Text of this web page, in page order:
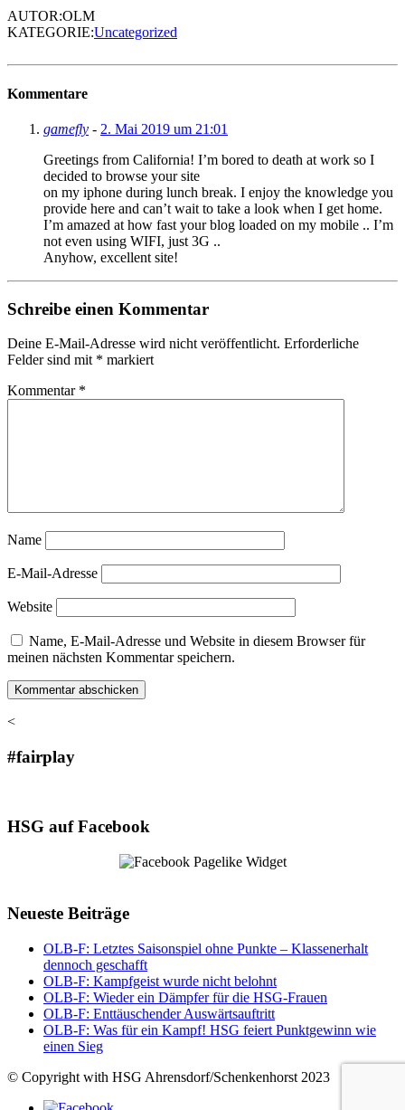
AUTOR:OLM
KATEGORIE:Uncategorized
Kommentare
gamefly - 2. Mai 2019 um 21:01
Greetings from California! I’m bored to death at work so I
decided to browse your site
on my iphone during lunch break. I enjoy the knowledge you
provide here and can’t wait to take a look when I get home.
I’m amazed at how fast your blog loaded on my mobile .. I’m
not even using WIFI, just 3G ..
Anyhow, excellent site!
Schreibe einen Kommentar
Deine E-Mail-Adresse wird nicht veröffentlicht. Erforderliche
Felder sind mit * markiert
Kommentar *
Name
E-Mail-Adresse
Website
Name, E-Mail-Adresse und Website in diesem Browser für
meinen nächsten Kommentar speichern.
<
#fairplay
HSG auf Facebook
Neueste Beiträge
OLB-F: Letztes Saisonspiel ohne Punkte – Klassenerhalt
dennoch geschafft
OLB-F: Kampfgeist wurde nicht belohnt
OLB-F: Wieder ein Dämpfer für die HSG-Frauen
OLB-F: Enttäuschender Auswärtsauftritt
OLB-F: Was für ein Kampf! HSG feiert Punktgewinn wie
einen Sieg
© Copyright with HSG Ahrensdorf/Schenkenhorst 2023